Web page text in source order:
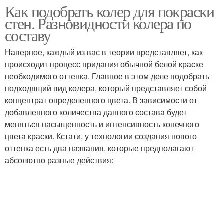
Как подобрать колер для покраски
стен. Разновидности колера по
составу
Наверное, каждый из вас в теории представляет, как
происходит процесс придания обычной белой краске
необходимого оттенка. Главное в этом деле подобрать
подходящий вид колера, который представляет собой
концентрат определенного цвета. В зависимости от
добавленного количества данного состава будет
меняться насыщенность и интенсивность конечного
цвета краски. Кстати, у технологии создания нового
оттенка есть два названия, которые предполагают
абсолютно разные действия: